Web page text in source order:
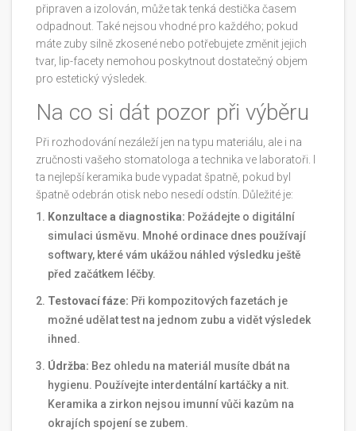
připraven a izolován, může tak tenká destička časem
odpadnout. Také nejsou vhodné pro každého; pokud
máte zuby silně zkosené nebo potřebujete změnit jejich
tvar, lip-facety nemohou poskytnout dostatečný objem
pro estetický výsledek.
Na co si dát pozor při výběru
Při rozhodování nezáleží jen na typu materiálu, ale i na
zručnosti vašeho stomatologa a technika ve laboratoři. I
ta nejlepší keramika bude vypadat špatně, pokud byl
špatně odebrán otisk nebo nesedí odstín. Důležité je:
Konzultace a diagnostika: Požádejte o digitální
simulaci úsměvu. Mnohé ordinace dnes používají
softwary, které vám ukážou náhled výsledku ještě
před začátkem léčby.
Testovací fáze: Při kompozitových fazetách je
možné udělat test na jednom zubu a vidět výsledek
ihned.
Údržba: Bez ohledu na materiál musíte dbát na
hygienu. Používejte interdentální kartáčky a nit.
Keramika a zirkon nejsou imunní vůči kazům na
okrajích spojení se zubem.